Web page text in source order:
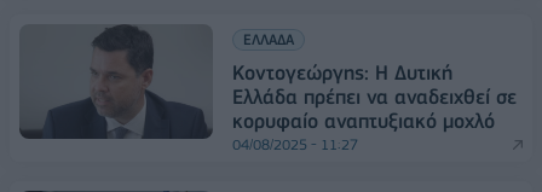
ΕΛΛΑΔΑ
Κοντογεώργης: Η Δυτική
Ελλάδα πρέπει να αναδειχθεί σε
κορυφαίο αναπτυξιακό μοχλό
04/08/2025 - 11:27